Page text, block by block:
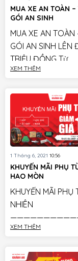
MUA XE AN TOÀN –
GÓI AN SINH
MUA XE AN TOÀN
GÓI AN SINH LÊN
TRIỆU ĐỒNG Từ
01/10/2021 đến
ƯU ĐÃI Voucher trị
triệu […]
XEM THÊM
1 Tháng 6, 2021 10:56
KHUYẾN MÃI PHỤ
HAO MÒN
KHUYẾN MÃI PHỤ
NHIÊN
Bạn có biết các
dụng” không? […]
XEM THÊM